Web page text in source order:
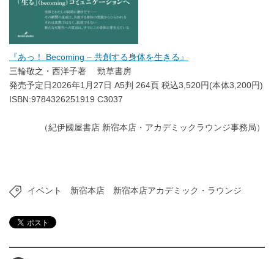
『あっ！ Becoming – 共創する身体を生きる』
三輪敬之・西洋子著 勁草書房
発売予定日2026年1月27日 A5判 264頁 税込3,520円(本体3,200円)
ISBN:9784326251919 C3037
（紀伊國屋書店 新宿本店・アカデミックラウンジ事務局）
イベント 新宿本店 新宿本店アカデミック・ラウンジ